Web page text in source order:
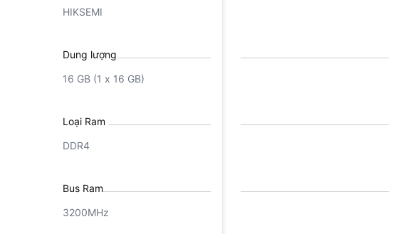
HIKSEMI
Dung lượng
16 GB (1 x 16 GB)
Loại Ram
DDR4
Bus Ram
3200MHz